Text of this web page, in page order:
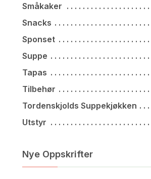
Småkaker
Snacks
Sponset
Suppe
Tapas
Tilbehør
Tordenskjolds Suppekjøkken
Utstyr
Nye Oppskrifter